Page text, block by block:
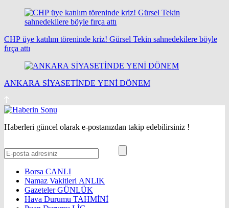
CHP üye katılım töreninde kriz! Gürsel Tekin sahnedekilere böyle
fırça attı
ANKARA SİYASETİNDE YENİ DÖNEM
Haberleri güncel olarak e-postanızdan takip edebilirsiniz !
Borsa CANLI
Namaz Vakitleri ANLIK
GazetelerGÜNLÜK
Hava Durumu TAHMİNİ